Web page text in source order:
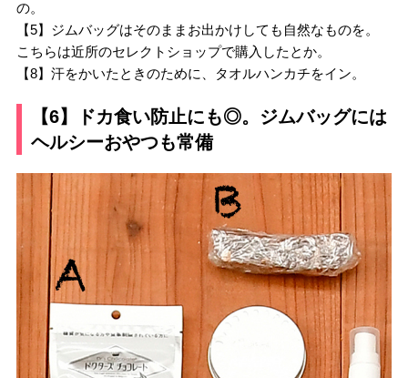
の。
【5】ジムバッグはそのままお出かけしても自然なものを。
こちらは近所のセレクトショップで購入したとか。
【8】汗をかいたときのために、タオルハンカチをイン。
【6】ドカ食い防止にも◎。ジムバッグには
ヘルシーおやつも常備